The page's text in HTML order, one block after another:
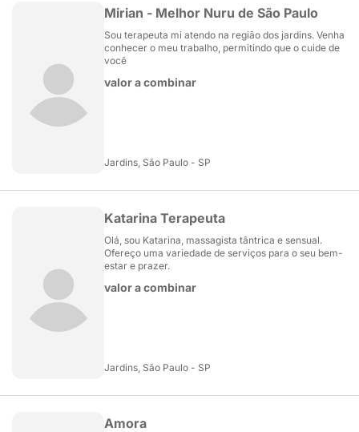
Mirian - Melhor Nuru de São Paulo
Sou terapeuta mi atendo na região dos jardins. Venha
conhecer o meu trabalho, permitindo que o cuide de
você
valor a combinar
Jardins, São Paulo - SP
Katarina Terapeuta
Olá, sou Katarina, massagista tântrica e sensual.
Ofereço uma variedade de serviços para o seu bem-
estar e prazer.
valor a combinar
Jardins, São Paulo - SP
Amora